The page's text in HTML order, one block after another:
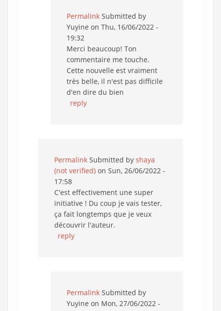
Permalink Submitted by
Yuyine on Thu, 16/06/2022 -
19:32
Merci beaucoup! Ton
commentaire me touche.
Cette nouvelle est vraiment
très belle, il n'est pas difficile
d'en dire du bien
reply
Permalink Submitted by shaya
(not verified) on Sun, 26/06/2022 -
17:58
C'est effectivement une super
initiative ! Du coup je vais tester,
ça fait longtemps que je veux
découvrir l'auteur.
reply
Permalink Submitted by
Yuyine on Mon, 27/06/2022 -